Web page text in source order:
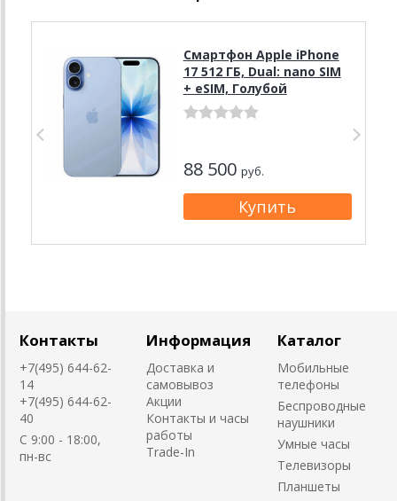
Смартфон Apple iPhone
17 512 ГБ, Dual: nano SIM
+ eSIM, Голубой
88 500 руб.
Контакты
+7(495) 644-62-
14
+7(495) 644-62-
40
C 9:00 - 18:00,
пн-вс
Информация
Доставка и
самовывоз
Акции
Контакты и часы
работы
Trade-In
Каталог
Мобильные
телефоны
Беспроводные
наушники
Умные часы
Телевизоры
Планшеты